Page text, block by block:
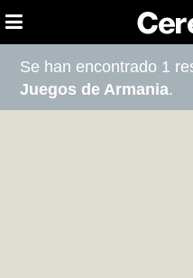
Se han encontrado 1
Juegos de Armania.